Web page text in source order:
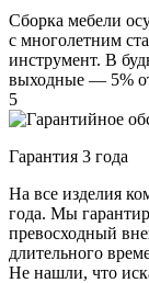
Сборка мебели
с многолетним
инструмент. В
выходные — 5% от
5
Гарантия 3 года
На все изделия
года. Мы
превосходный
длительного
Не нашли, что